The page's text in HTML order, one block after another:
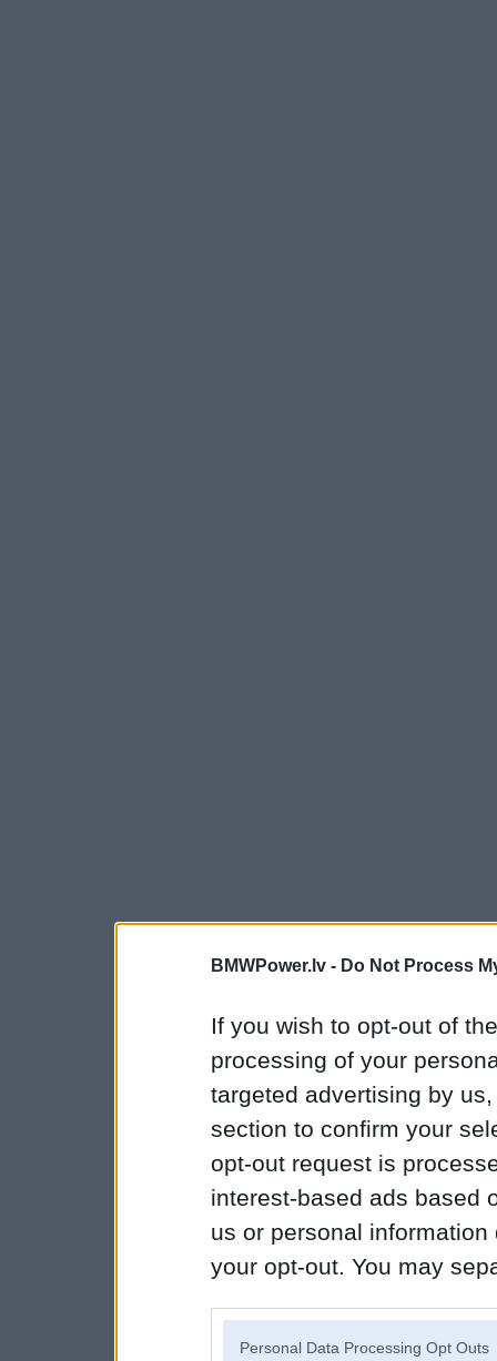
BMWPower.lv - Do Not Process
If you wish to opt-out of
processing of your
targeted advertising by
section to confirm your
opt-out request is
interest-based ads based
us or personal
your opt-out. You may
Personal Data Processing Opt Outs